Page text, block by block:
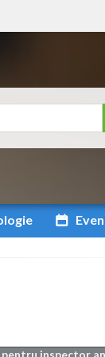
inspector